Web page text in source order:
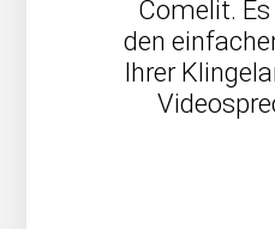
Comelit.
den
Ihrer